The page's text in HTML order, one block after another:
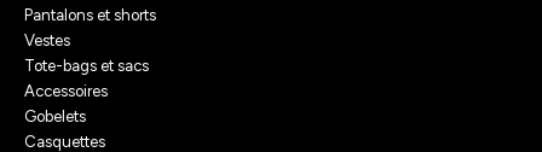
Pantalons et shorts
Vestes
Tote-bags et sacs
Accessoires
Gobelets
Casquettes